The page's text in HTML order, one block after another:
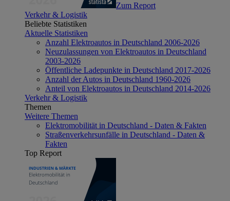
Zum Report
Verkehr & Logistik
Beliebte Statistiken
Aktuelle Statistiken
Anzahl Elektroautos in Deutschland 2006-2026
Neuzulassungen von Elektroautos in Deutschland
2003-2026
Öffentliche Ladepunkte in Deutschland 2017-2026
Anzahl der Autos in Deutschland 1960-2026
Anteil von Elektroautos in Deutschland 2014-2026
Verkehr & Logistik
Themen
Weitere Themen
Elektromobilität in Deutschland - Daten & Fakten
Straßenverkehrsunfälle in Deutschland - Daten &
Fakten
Top Report